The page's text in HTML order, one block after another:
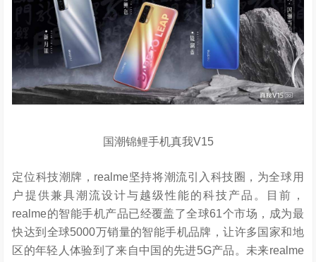
国潮锦鲤手机真我V15
定位科技潮牌，realme坚持将潮流引入科技圈，为全球用
户提供兼具潮流设计与越级性能的科技产品。目前，
realme的智能手机产品已经覆盖了全球61个市场，成为最
快达到全球5000万销量的智能手机品牌，让许多国家和地
区的年轻人体验到了来自中国的先进5G产品。未来realme